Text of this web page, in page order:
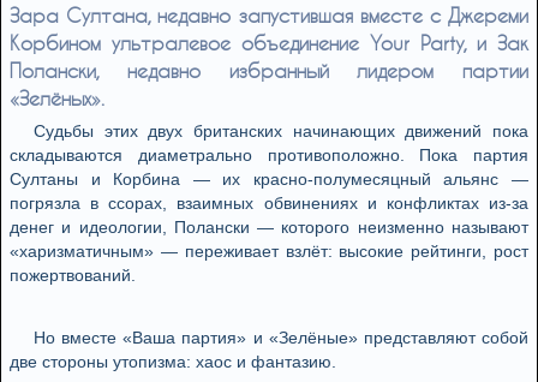
Зара Султана, недавно запустившая вместе с Джереми
Корбином ультралевое объединение Your Party, и Зак
Полански, недавно избранный лидером партии
«Зелёных».
Судьбы этих двух британских начинающих движений пока
складываются диаметрально противоположно. Пока партия
Султаны и Корбина — их красно-полумесяцный альянс —
погрязла в ссорах, взаимных обвинениях и конфликтах из-за
денег и идеологии, Полански — которого неизменно называют
«харизматичным» — переживает взлёт: высокие рейтинги, рост
пожертвований.
Но вместе «Ваша партия» и «Зелёные» представляют собой
две стороны утопизма: хаос и фантазию.